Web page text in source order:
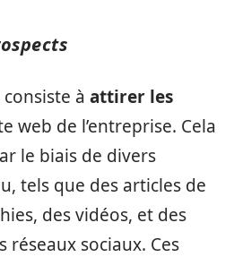
à attirer les
web de l’entreprise. Cela
le biais de divers
tels que des articles de
des vidéos, et des
réseaux sociaux. Ces